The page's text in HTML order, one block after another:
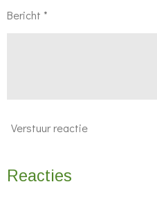
Bericht *
Verstuur reactie
Reacties